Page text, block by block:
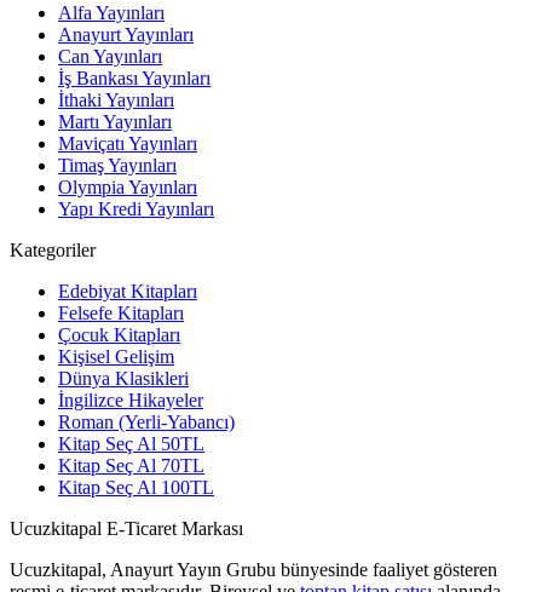
Alfa Yayınları
Anayurt Yayınları
Can Yayınları
İş Bankası Yayınları
İthaki Yayınları
Martı Yayınları
Maviçatı Yayınları
Timaş Yayınları
Olympia Yayınları
Yapı Kredi Yayınları
Kategoriler
Edebiyat Kitapları
Felsefe Kitapları
Çocuk Kitapları
Kişisel Gelişim
Dünya Klasikleri
İngilizce Hikayeler
Roman (Yerli-Yabancı)
Kitap Seç Al 50TL
Kitap Seç Al 70TL
Kitap Seç Al 100TL
Ucuzkitapal E-Ticaret Markası
Ucuzkitapal, Anayurt Yayın Grubu bünyesinde faaliyet gösteren